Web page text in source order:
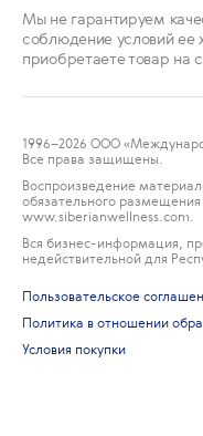
Мы не гарантируем
соблюдение условий ее
приобретаете товар на
1996–2026 ООО
Все права защищены.
Воспроизведение
обязательного размещения
www.siberianwellness.com.
Вся бизнес-информация,
недействительной для
Пользовательское
Политика в отношении
Условия покупки